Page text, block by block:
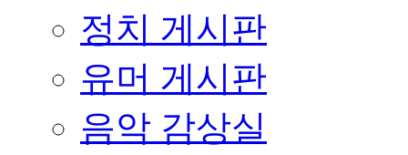
정치 게시판
유머 게시판
음악 감상실